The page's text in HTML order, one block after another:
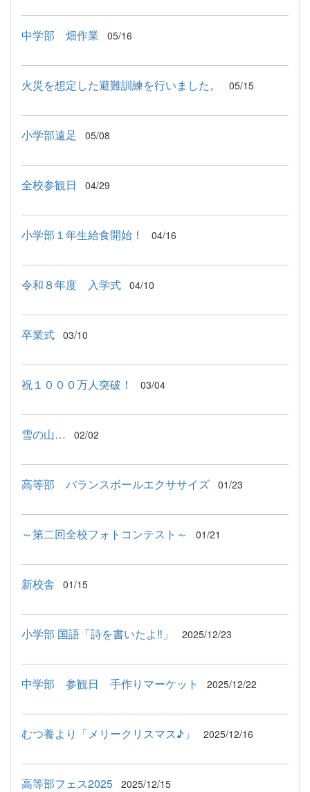
中学部 畑作業 05/16
火災を想定した避難訓練を行いました。 05/15
小学部遠足 05/08
全校参観日 04/29
小学部１年生給食開始！ 04/16
令和８年度 入学式 04/10
卒業式 03/10
祝１０００万人突破！ 03/04
雪の山… 02/02
高等部 バランスボールエクササイズ 01/23
～第二回全校フォトコンテスト～ 01/21
新校舎 01/15
小学部 国語「詩を書いたよ‼」 2025/12/23
中学部 参観日 手作りマーケット 2025/12/22
むつ養より「メリークリスマス♪」 2025/12/16
高等部フェス2025 2025/12/15